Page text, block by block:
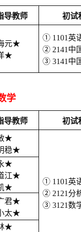
导教师 初试
元★
★
① 1101英
② 2141中
③ 3141中
学
导教师 初试
★
稳★
① 1101英
② 2121分
③ 3121数
★
江★
★
君★
太★
★